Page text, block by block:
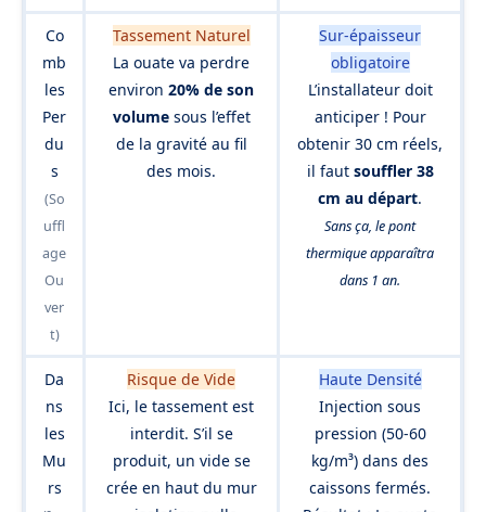
Co
mb
les
Per
du
s
(So
uffl
age
Ou
ver
t)
Tassement Naturel
La ouate va perdre
environ 20% de son
volumesous l’effet
de la gravité au fil
des mois.
Sur-épaisseur
obligatoire
L’installateur doit
anticiper ! Pour
obtenir 30 cm réels,
il faut souffler 38
cm au départ.
Sans ça, le pont
thermique apparaîtra
dans 1 an.
Da
ns
les
Mu
rs
Risque de Vide
Ici, le tassement est
interdit. S’il se
produit, un vide se
crée en haut du mur
Haute Densité
Injection sous
pression (50-60
kg/m³) dans des
caissons fermés.